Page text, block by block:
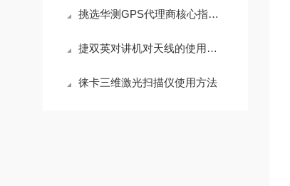
挑选华测GPS代理商核心指南，认准3个口碑判断标准
捷双英对讲机对天线的使用要求
徕卡三维激光扫描仪使用方法